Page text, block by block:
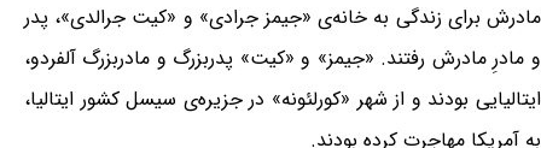
مادرش برای زندگی به خانه‌ی «جیمز جرادی» و «کیت جرالدی»، پدر
و مادرِ مادرش رفتند. «جیمز» و «کیت» پدربزرگ و مادربزرگ آلفردو،
ایتالیایی بودند و از شهر «کورلئونه» در جزیره‌ی سیسل کشور ایتالیا،
به آمریکا مهاجرت کرده بودند.